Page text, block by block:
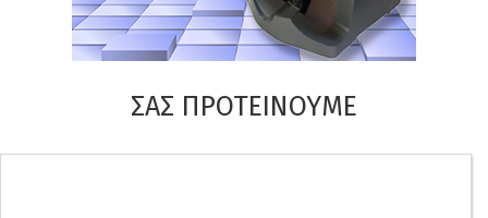
ΣΑΣ ΠΡΟΤΕΙΝΟΥΜΕ